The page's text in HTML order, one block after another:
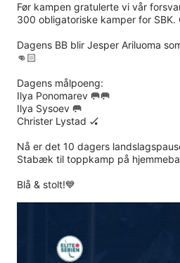
Før kampen gratulerte vi vår
300 obligatoriske kamper for SBK.
Dagens BB blir Jesper Ariluoma
👊🏻
Dagens målpoeng:
Ilya Ponomarev 🥅🥅
Ilya Sysoev 🥅
Christer Lystad 🏑
Nå er det 10 dagers
Stabæk til toppkamp på
Blå & stolt!💙